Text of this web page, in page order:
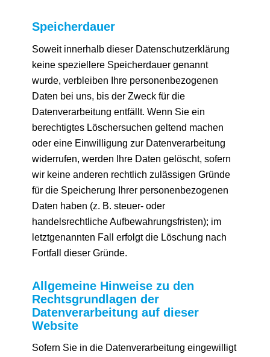
Speicherdauer
Soweit innerhalb dieser Datenschutzerklärung
keine speziellere Speicherdauer genannt
wurde, verbleiben Ihre personenbezogenen
Daten bei uns, bis der Zweck für die
Datenverarbeitung entfällt. Wenn Sie ein
berechtigtes Löschersuchen geltend machen
oder eine Einwilligung zur Datenverarbeitung
widerrufen, werden Ihre Daten gelöscht, sofern
wir keine anderen rechtlich zulässigen Gründe
für die Speicherung Ihrer personenbezogenen
Daten haben (z. B. steuer- oder
handelsrechtliche Aufbewahrungsfristen); im
letztgenannten Fall erfolgt die Löschung nach
Fortfall dieser Gründe.
Allgemeine Hinweise zu den
Rechtsgrundlagen der
Datenverarbeitung auf dieser
Website
Sofern Sie in die Datenverarbeitung eingewilligt